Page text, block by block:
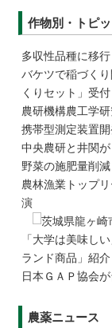
作物別・トピ
多収性品種に移
バケツで稲づく
くりセット」受付
農研機構農工学
携帯型測定装置開
中央農研と井関
野菜の施肥量削減
農林漁業トップ
演
茨城県龍ヶ崎
「大学は美味し
ランド商品」紹介
日本ＧＡＰ協会
農薬ニュース